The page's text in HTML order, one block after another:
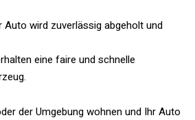
Auto wird zuverlässig abgeholt und
eine faire und schnelle
der Umgebung wohnen und Ihr Auto